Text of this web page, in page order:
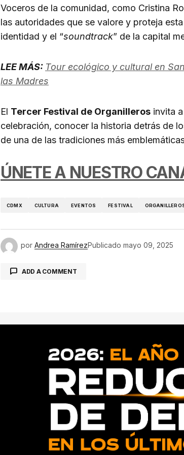
Voceros de la comunidad, como Cristina
las autoridades que se valore y proteja
identidad y el “soundtrack” de la capital
LEE MÁS: Tour ecológico y cultural en
las Madres
El Tercer Festival de Organilleros invita
celebración, conocer la historia detrás de
de una de las tradiciones más
ÚNETE A NUESTRO
CDMX CULTURA EVENTOS FESTIVAL
por Andrea RamírezPublicado mayo 09, 2025
ADD A COMMENT